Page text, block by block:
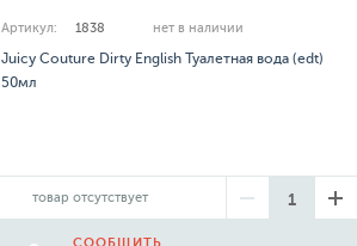
Артикул: 1838 нет в наличии
Juicy Couture Dirty English Туалетная вода (edt)
50мл
товар отсутствует